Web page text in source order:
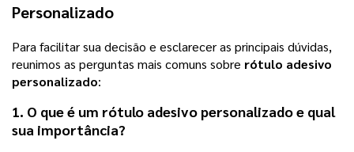
Personalizado
Para facilitar sua decisão e esclarecer as principais dúvidas,
reunimos as perguntas mais comuns sobre rótulo adesivo
personalizado:
1. O que é um rótulo adesivo personalizadoe qual
sua importância?